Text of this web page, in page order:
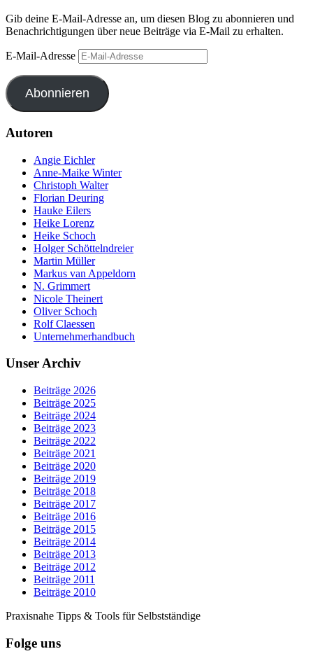
Gib deine E-Mail-Adresse an, um diesen Blog zu abonnieren und
Benachrichtigungen über neue Beiträge via E-Mail zu erhalten.
E-Mail-Adresse
Abonnieren
Autoren
Angie Eichler
Anne-Maike Winter
Christoph Walter
Florian Deuring
Hauke Eilers
Heike Lorenz
Heike Schoch
Holger Schöttelndreier
Martin Müller
Markus van Appeldorn
N. Grimmert
Nicole Theinert
Oliver Schoch
Rolf Claessen
Unternehmerhandbuch
Unser Archiv
Beiträge 2026
Beiträge 2025
Beiträge 2024
Beiträge 2023
Beiträge 2022
Beiträge 2021
Beiträge 2020
Beiträge 2019
Beiträge 2018
Beiträge 2017
Beiträge 2016
Beiträge 2015
Beiträge 2014
Beiträge 2013
Beiträge 2012
Beiträge 2011
Beiträge 2010
Praxisnahe Tipps & Tools für Selbstständige
Folge uns